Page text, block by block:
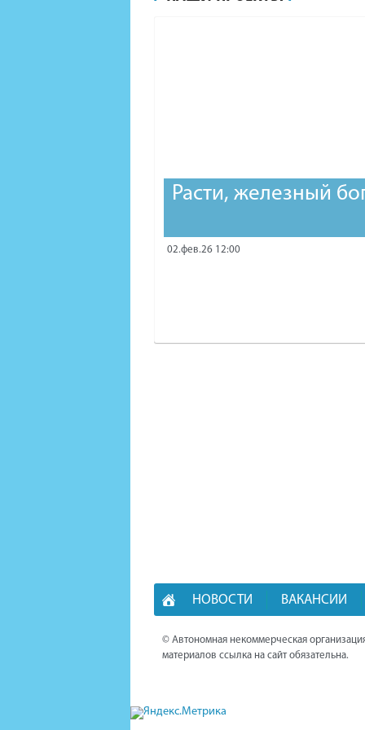
Расти, железный
02.фев.26 12:00
НОВОСТИ ВАКАНСИИ
© Автономная некоммерческая
материалов ссылка на сайт обязательна.